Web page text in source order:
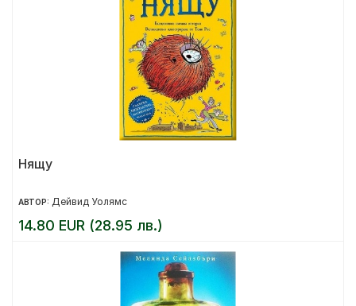
Нящу
АВТОР: Дейвид Уолямс
14.80 EUR (28.95 лв.)